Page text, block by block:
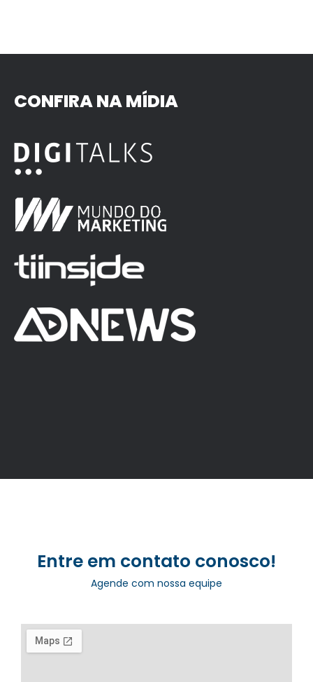
CONFIRA NA MÍDIA
Entre em contato conosco!
Agende com nossa equipe